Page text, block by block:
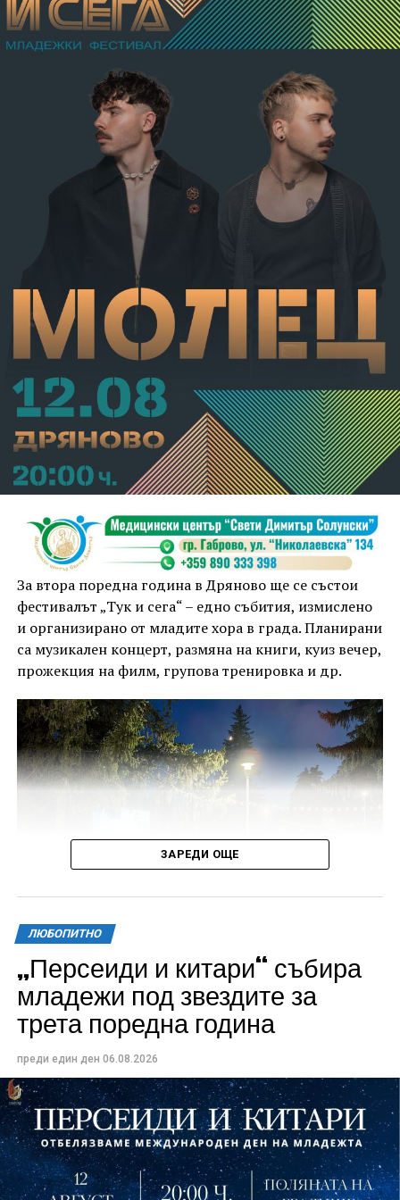
разстройство на здравето, неопасно за живота.
Престъплението бе класифицирано по чл.131 ал.1
т.12 пр.1, вр. чл.130 ал.1 от НК, като А.Н. е освободен
от наказателна отговорност и му е наложено
административно наказание по реда на чл.78а ал.1
от НК – глоба в размер на 306,77 евро.
С постановление на Районна прокуратура-Габрово
В.А. е бил задържан за срок до 72 часа, а с
определение на Районен съд-Габрово спрямо него е
взета мярка за неотклонение „домашен арест“.
Съдебният акт е окончателен.
За втора поредна година в Дряново ще се състои
фестивалът „Тук и сега“ – едно събития, измислено
и организирано от младите хора в града. Планирани
са музикален концерт, размяна на книги, куиз вечер,
прожекция на филм, групова тренировка и др.
Всички събития ще се проведат в парк „Максим
Райкович“, срещу часовниковата кула, с вход
свободен. Програмата ще започне на 12 август с
изпълнители GoGo, Toria, ZoV & Vakavliev.
ЗАРЕДИ ОЩЕ
ЛЮБОПИТНО
„Персеиди и китари“ събира
младежи под звездите за
трета поредна година
преди един ден 06.08.2026